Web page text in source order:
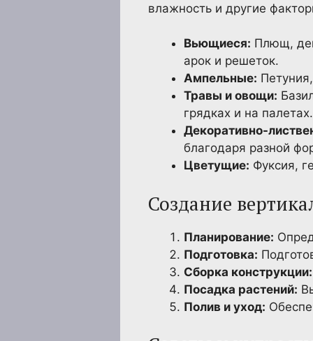
влажность и другие
Вьющиеся: Плющ,
арок и решеток.
Ампельные:
Травы и овощи:
грядках и на палетах.
Декоративно-
благодаря разной
Цветущие: Фуксия,
Создание
Планирование:
Подготовка:
Сборка конструкции:
Посадка растений:
Полив и уход: